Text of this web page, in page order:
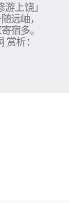
游上饶」
远岫，
宿多。
析：